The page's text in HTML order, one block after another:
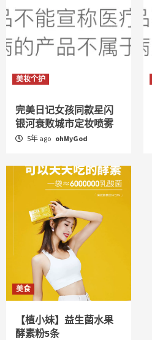
美妆个护
完美日记女孩同款星闪
银河衰败城市定妆喷雾
5年 ago ohMyGod
美食
【植小妹】益生菌水果
酵素粉5条